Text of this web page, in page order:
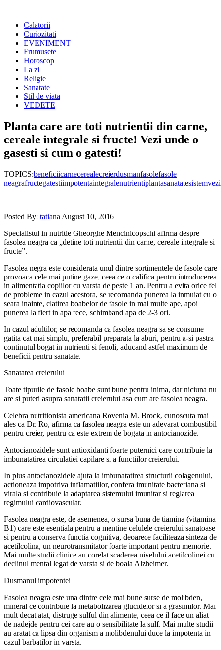
Calatorii
Curiozitati
EVENIMENT
Frumusete
Horoscop
La zi
Religie
Sanatate
Stil de viata
VEDETE
Planta care are toti nutrientii din carne,
cereale integrale si fructe! Vezi unde o
gasesti si cum o gatesti!
TOPICS:beneficiicarnecerealecreierdusmanfasolefasole
neagrafructegatestiimpotentaintegralenutrientiplantasanatatesistemvezi
Posted By: tatiana August 10, 2016
Specialistul in nutritie Gheorghe Mencinicopschi afirma despre
fasolea neagra ca „detine toti nutrientii din carne, cereale integrale si
fructe”.
Fasolea negra este considerata unul dintre sortimentele de fasole care
provoaca cele mai putine gaze, ceea ce o califica pentru introducerea
in alimentatia copiilor cu varsta de peste 1 an. Pentru a evita orice fel
de probleme in cazul acestora, se recomanda punerea la inmuiat cu o
seara inainte, clatirea boabelor de fasole in mai multe ape, apoi
punerea la fiert in apa rece, schimband apa de 2-3 ori.
In cazul adultilor, se recomanda ca fasolea neagra sa se consume
gatita cat mai simplu, preferabil preparata la aburi, pentru a-si pastra
continutul bogat in nutrienti si fenoli, aducand astfel maximum de
beneficii pentru sanatate.
Sanatatea creierului
Toate tipurile de fasole boabe sunt bune pentru inima, dar niciuna nu
are si puteri asupra sanatatii creierului asa cum are fasolea neagra.
Celebra nutritionista americana Rovenia M. Brock, cunoscuta mai
ales ca Dr. Ro, afirma ca fasolea neagra este un adevarat combustibil
pentru creier, pentru ca este extrem de bogata in antocianozide.
Antocianozidele sunt antioxidanti foarte puternici care contribuie la
imbunatatirea circulatiei capilare si a functiilor creierului.
In plus antocianozidele ajuta la imbunatatirea structurii colagenului,
actioneaza impotriva inflamatiilor, confera imunitate bacteriana si
virala si contribuie la adaptarea sistemului imunitar si reglarea
regimului cardiovascular.
Fasolea neagra este, de asemenea, o sursa buna de tiamina (vitamina
B1) care este esentiala pentru a mentine celulele creierului sanatoase
si pentru a conserva functia cognitiva, deoarece faciliteaza sinteza de
acetilcolina, un neurotransmitator foarte important pentru memorie.
Mai multe studii clinice au corelat scaderea nivelului acetilcolinei cu
declinul mental legat de varsta si de boala Alzheimer.
Dusmanul impotentei
Fasolea neagra este una dintre cele mai bune surse de molibden,
mineral ce contribuie la metabolizarea glucidelor si a grasimilor. Mai
mult decat atat, distruge sulful din alimente, ceea ce il face un aliat
de nadejde pentru cei care au o sensibilitate la sulf. Mai multe studii
au aratat ca lipsa din organism a molibdenului duce la impotenta in
cazul barbatilor in varsta.